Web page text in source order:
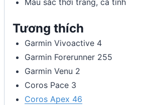
Màu sắc thời trang, cá tính
Tương thích
Garmin Vivoactive 4
Garmin Forerunner 255
Garmin Venu 2
Coros Pace 3
Coros Apex 46